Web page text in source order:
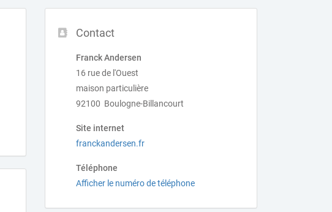
Contact
Franck Andersen
16 rue de l'Ouest
maison particulière
92100 Boulogne-Billancourt
Site internet
franckandersen.fr
Téléphone
Afficher le numéro de téléphone